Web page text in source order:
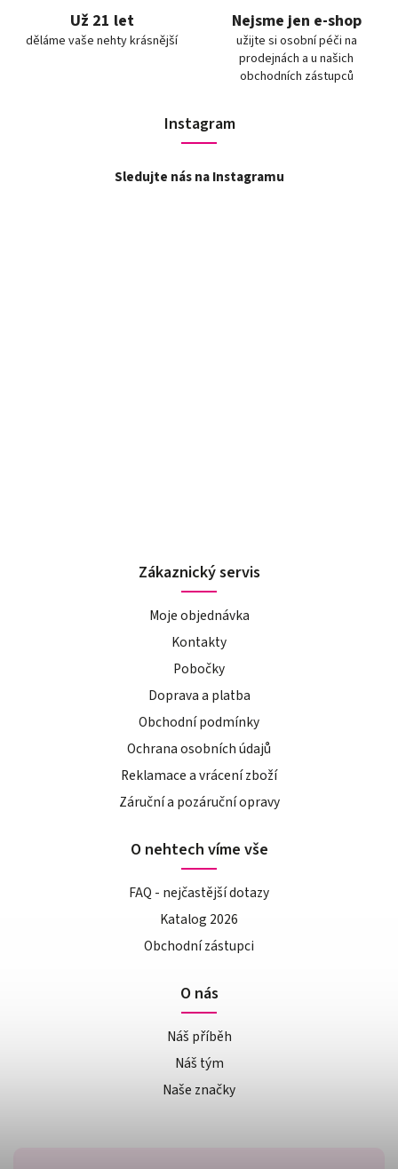
Už 21 let
děláme vaše nehty krásnější
Nejsme jen e-shop
užijte si osobní péči na
prodejnách a u našich
obchodních zástupců
Instagram
Sledujte nás na Instagramu
Zákaznický servis
Moje objednávka
Kontakty
Pobočky
Doprava a platba
Obchodní podmínky
Ochrana osobních údajů
Reklamace a vrácení zboží
Záruční a pozáruční opravy
O nehtech víme vše
FAQ - nejčastější dotazy
Katalog 2026
Obchodní zástupci
O nás
Náš příběh
Náš tým
Naše značky